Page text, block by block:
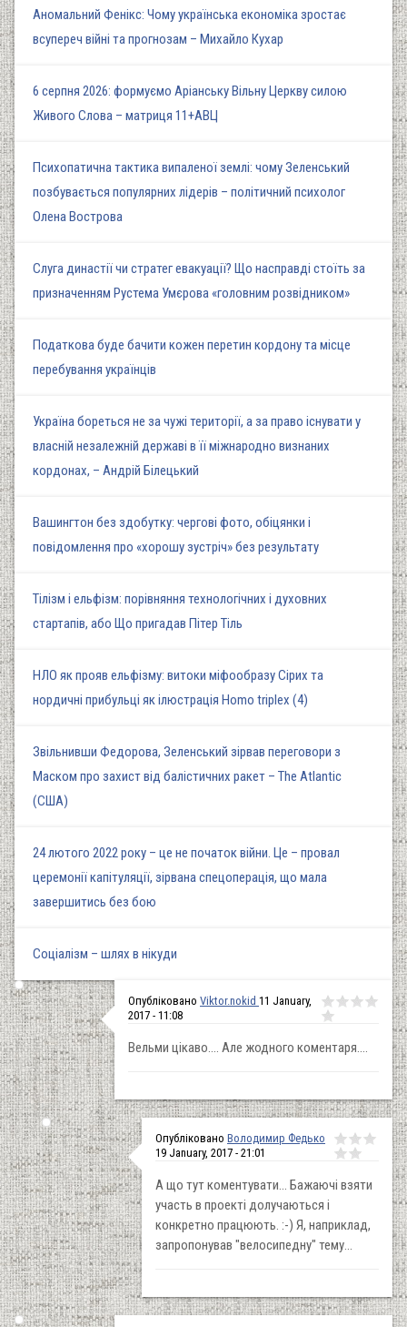
Аномальний Фенікс: Чому українська економіка зростає
всупереч війні та прогнозам – Михайло Кухар
6 серпня 2026: формуємо Аріанську Вільну Церкву силою
Живого Слова – матриця 11+АВЦ
Психопатична тактика випаленої землі: чому Зеленський
позбувається популярних лідерів – політичний психолог
Олена Вострова
Слуга династії чи стратег евакуації? Що насправді стоїть за
призначенням Рустема Умєрова «головним розвідником»
Податкова буде бачити кожен перетин кордону та місце
перебування українців
Україна бореться не за чужі території, а за право існувати у
власній незалежній державі в її міжнародно визнаних
кордонах, – Андрій Білецький
Вашингтон без здобутку: чергові фото, обіцянки і
повідомлення про «хорошу зустріч» без результату
Тілізм і ельфізм: порівняння технологічних і духовних
стартапів, або Що пригадав Пітер Тіль
НЛО як прояв ельфізму: витоки міфообразу Сірих та
нордичні прибульці як ілюстрація Homo triplex (4)
Звільнивши Федорова, Зеленський зірвав переговори з
Маском про захист від балістичних ракет – The Atlantic
(США)
24 лютого 2022 року – це не початок війни. Це – провал
церемонії капітуляції, зірвана спецоперація, що мала
завершитись без бою
Соціалізм – шлях в нікуди
Опубліковано Viktor.nokid 11 January,
2017 - 11:08
Вельми цікаво.... Але жодного коментаря....
Опубліковано Володимир Федько
19 January, 2017 - 21:01
А що тут коментувати... Бажаючі взяти
участь в проекті долучаються і
конкретно працюють. :-) Я, наприклад,
запропонував "велосипедну" тему...